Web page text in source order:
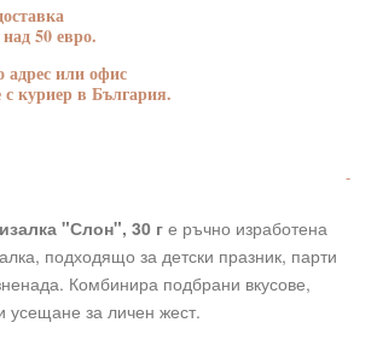
50 евро.
адрес или офис
куриер в България.
"Слон", 30 г е ръчно изработена
подходящо за детски празник, парти
Комбинира подбрани вкусове,
усещане за личен жест.